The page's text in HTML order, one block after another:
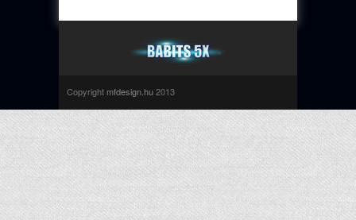
Copyrightmfdesign.hu2013